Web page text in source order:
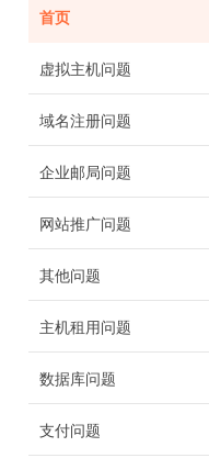
首页
虚拟主机问题
域名注册问题
企业邮局问题
网站推广问题
其他问题
主机租用问题
数据库问题
支付问题